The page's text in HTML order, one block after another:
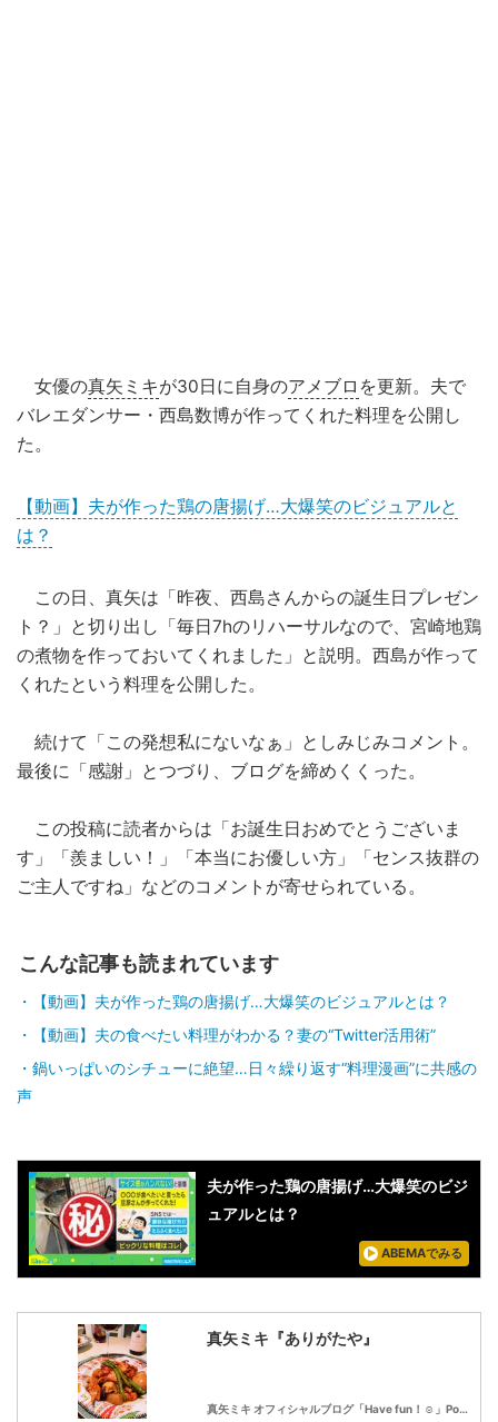
女優の真矢ミキが30日に自身のアメブロ を更新。夫で
バレエダンサー・西島数博が作ってくれた料理を公開し
た。
【動画】夫が作った鶏の唐揚げ…大爆笑のビジュアルと
は？
この日、真矢は「昨夜、西島さんからの誕生日プレゼン
ト？」と切り出し「毎日7hのリハーサルなので、宮崎地鶏
の煮物を作っておいてくれました」と説明。西島が作って
くれたという料理を公開した。
続けて「この発想私にないなぁ」としみじみコメント。
最後に「感謝」とつづり、ブログを締めくくった。
この投稿に読者からは「お誕生日おめでとうございま
す」「羨ましい！」「本当にお優しい方」「センス抜群の
ご主人ですね」などのコメントが寄せられている。
こんな記事も読まれています
【動画】夫が作った鶏の唐揚げ…大爆笑のビジュアルとは？
【動画】夫の食べたい料理がわかる？妻の“Twitter活用術”
鍋いっぱいのシチューに絶望…日々繰り返す“料理漫画”に共感の
声
夫が作った鶏の唐揚げ…大爆笑のビジ
ュアルとは？
ABEMAでみる
真矢ミキ『ありがたや』
真矢ミキ オフィシャルブログ「Have fun！☺」Powered by Ameba